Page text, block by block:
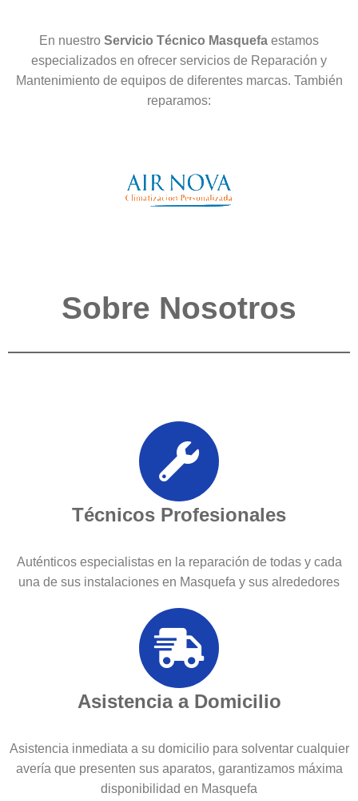
En nuestro Servicio Técnico Masquefa estamos
especializados en ofrecer servicios de Reparación y
Mantenimiento de equipos de diferentes marcas. También
reparamos:
Sobre Nosotros
Técnicos Profesionales
Auténticos especialistas en la reparación de todas y cada
una de sus instalaciones en Masquefa y sus alrededores
Asistencia a Domicilio
Asistencia inmediata a su domicilio para solventar cualquier
avería que presenten sus aparatos, garantizamos máxima
disponibilidad en Masquefa